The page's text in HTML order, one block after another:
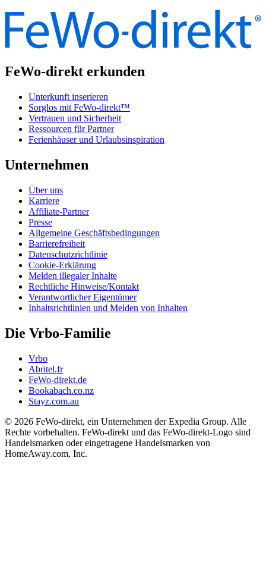
FeWo-direkt erkunden
Unterkunft inserieren
Sorglos mit FeWo-direkt™
Vertrauen und Sicherheit
Ressourcen für Partner
Ferienhäuser und Urlaubsinspiration
Unternehmen
Über uns
Karriere
Affiliate-Partner
Presse
Allgemeine Geschäftsbedingungen
Barrierefreiheit
Datenschutzrichtlinie
Cookie-Erklärung
Melden illegaler Inhalte
Rechtliche Hinweise/Kontakt
Verantwortlicher Eigentümer
Inhaltsrichtlinien und Melden von Inhalten
Die Vrbo-Familie
Vrbo
Abritel.fr
FeWo-direkt.de
Bookabach.co.nz
Stayz.com.au
© 2026 FeWo-direkt, ein Unternehmen der Expedia Group. Alle
Rechte vorbehalten. FeWo-direkt und das FeWo-direkt-Logo sind
Handelsmarken oder eingetragene Handelsmarken von
HomeAway.com, Inc.